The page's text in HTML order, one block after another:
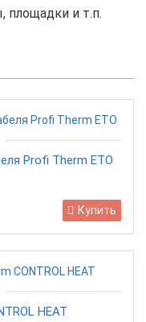
площадки и т.п.
Profi Therm ETO
Купить
HEAT